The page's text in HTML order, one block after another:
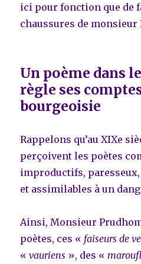
ici pour fonction que de
chaussures de monsieur
Un poème dans
règle ses
bourgeoisie
Rappelons qu’au XIXe
perçoivent les poètes
improductifs,
et assimilables à un
Ainsi, Monsieur
poètes, ces « faiseurs de
«vauriens », des «